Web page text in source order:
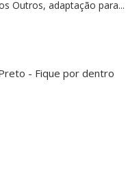
Outros, adaptação para...